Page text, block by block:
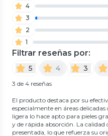
4
3
2
1
Filtrar reseñas por:
5 4 3
3 de 4 reseñas
El producto destaca por su
especialmente en áreas
ligera lo hace apto para pieles
y de rápida absorción. La
presentada, lo que refuerza su